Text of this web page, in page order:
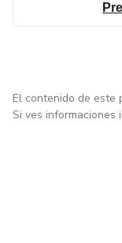
El contenido de este
Si ves informaciones